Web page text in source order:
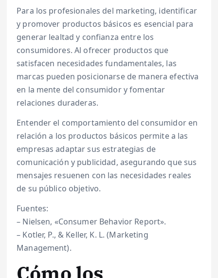
Para los profesionales del marketing, identificar
y promover productos básicos es esencial para
generar lealtad y confianza entre los
consumidores. Al ofrecer productos que
satisfacen necesidades fundamentales, las
marcas pueden posicionarse de manera efectiva
en la mente del consumidor y fomentar
relaciones duraderas.
Entender el comportamiento del consumidor en
relación a los productos básicos permite a las
empresas adaptar sus estrategias de
comunicación y publicidad, asegurando que sus
mensajes resuenen con las necesidades reales
de su público objetivo.
Fuentes:
– Nielsen, «Consumer Behavior Report».
– Kotler, P., & Keller, K. L. (Marketing
Management).